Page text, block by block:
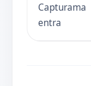
Capturama
entra